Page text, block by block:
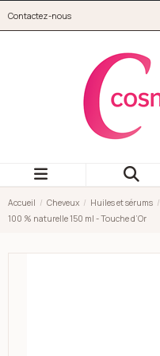
Contactez-nous
Accueil Cheveux Huiles et sérums
100 % naturelle 150 ml - Touche d’Or